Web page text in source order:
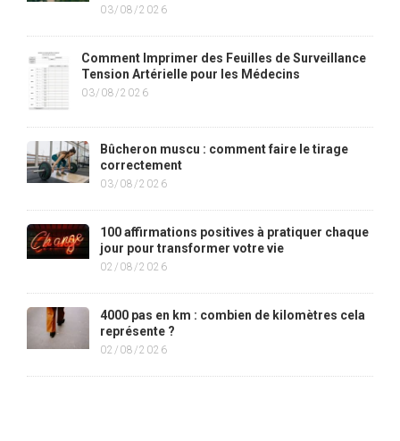
03/08/2026
Comment Imprimer des Feuilles de Surveillance
Tension Artérielle pour les Médecins
03/08/2026
Bûcheron muscu : comment faire le tirage
correctement
03/08/2026
100 affirmations positives à pratiquer chaque
jour pour transformer votre vie
02/08/2026
4000 pas en km : combien de kilomètres cela
représente ?
02/08/2026